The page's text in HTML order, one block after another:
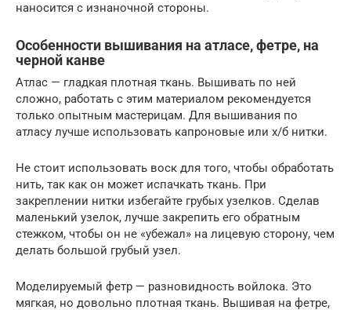
наносится с изнаночной стороны.
Особенности вышивания на атласе, фетре, на
черной канве
Атлас — гладкая плотная ткань. Вышивать по ней
сложно, работать с этим материалом рекомендуется
только опытным мастерицам. Для вышивания по
атласу лучше использовать капроновые или х/б нитки.
Не стоит использовать воск для того, чтобы обработать
нить, так как он может испачкать ткань. При
закреплении нитки избегайте грубых узелков. Сделав
маленький узелок, лучше закрепить его обратным
стежком, чтобы он не «убежал» на лицевую сторону, чем
делать большой грубый узел.
Моделируемый фетр — разновидность войлока. Это
мягкая, но довольно плотная ткань. Вышивая на фетре,